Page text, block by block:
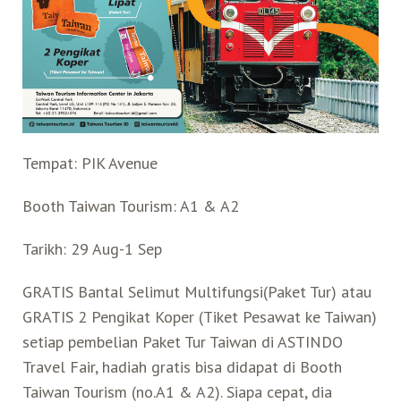
Agen Perjalanan
Mata Air Panas
LOHAS
Ekowisata
Wisata Kereta Api
Wisata Senior
Wisata Yang Dapat Diakses
Tur Bis Wisata
Wisata Alam – Scenic Spot
Taiwan Tips
Teh Kelas Dunia
Bis
U-Bike
Mobil
Bandara Internasional
Atraksi Taiwan Bagian Timur
Atraksi Taiwan Bagian Tengah
Atraksi Taiwan Bagian Selatan
Atraksi Kepulauan di Pesisir Pantai
Search for:
Tempat: PIK Avenue
Booth Taiwan Tourism: A1 & A2
Tarikh: 29 Aug-1 Sep
GRATIS Bantal Selimut Multifungsi(Paket Tur) atau
GRATIS 2 Pengikat Koper (Tiket Pesawat ke Taiwan)
setiap pembelian Paket Tur Taiwan di ASTINDO
Travel Fair, hadiah gratis bisa didapat di Booth
Taiwan Tourism (no.A1 & A2). Siapa cepat, dia